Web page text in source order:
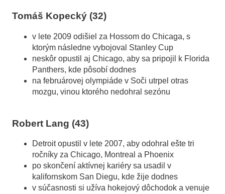
Tomáš Kopecký (32)
v lete 2009 odišiel za Hossom do Chicaga, s
ktorým následne vybojoval Stanley Cup
neskôr opustil aj Chicago, aby sa pripojil k Florida
Panthers, kde pôsobí dodnes
na februárovej olympiáde v Soči utrpel otras
mozgu, vinou ktorého nedohral sezónu
Robert Lang (43)
Detroit opustil v lete 2007, aby odohral ešte tri
ročníky za Chicago, Montreal a Phoenix
po skončení aktívnej kariéry sa usadil v
kalifornskom San Diegu, kde žije dodnes
v súčasnosti si užíva hokejový dôchodok a venuje